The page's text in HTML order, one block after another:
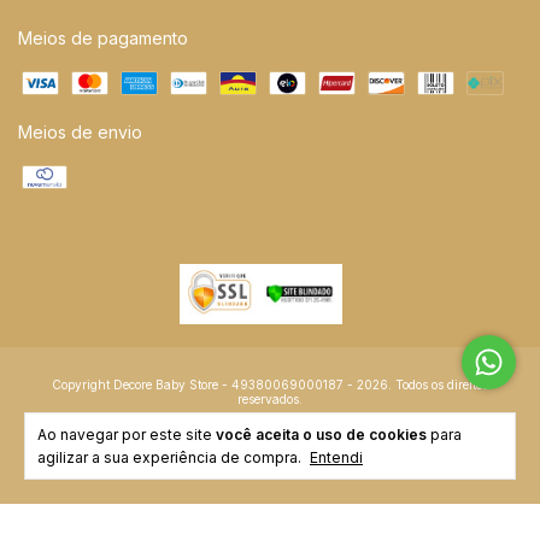
Ao navegar por este site você aceita o uso de cookies para
agilizar a sua experiência de compra. Entendi
Meios de pagamento
Meios de envio
Copyright Decore Baby Store - 49380069000187 - 2026. Todos os direitos
reservados.